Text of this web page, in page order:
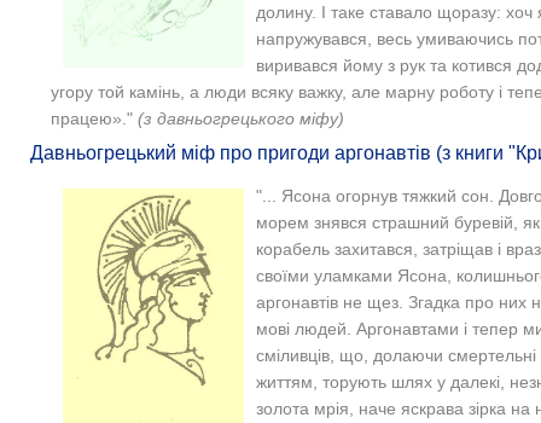
долину. І таке ставало щоразу: хоч
напружувався, весь умиваючись
виривався йому з рук та котився
угору той камінь, а люди всяку важку, але марну роботу і
працею»." (з давньогрецького міфу)
Давньогрецький міф про пригоди аргонавтів (з книги
"... Ясона огорнув тяжкий сон.
морем знявся страшний буревій,
корабель захитався, затріщав і
своїми уламками Ясона,
аргонавтів не щез. Згадка про них
мові людей. Аргонавтами і тепер
сміливців, що, долаючи
життям, торують шлях у далекі,
золота мрія, наче яскрава зірка на